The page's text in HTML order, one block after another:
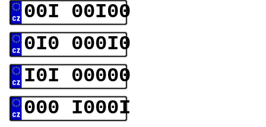
00I 00I00
0I0 000I0
I0I 00000
000 I000I